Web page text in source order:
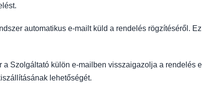
automatikus e-mailt küld a rendelés rögzítéséről.
a Szolgáltató külön e-mailben visszaigazolja a rendelés
lehetőségét.